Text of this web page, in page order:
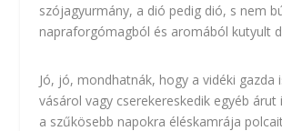
szójagyurmány, a dió pedig dió, s nem
napraforgómagból és aromából kutyult
Jó, jó, mondhatnák, hogy a vidéki gazda
vásárol vagy cserekereskedik egyéb
a szűkösebb napokra éléskamrája